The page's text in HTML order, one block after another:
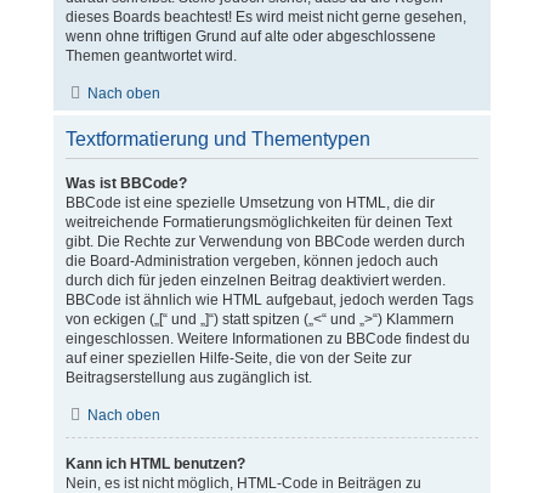
dieses Boards beachtest! Es wird meist nicht gerne gesehen,
wenn ohne triftigen Grund auf alte oder abgeschlossene
Themen geantwortet wird.
Nach oben
Textformatierung und Thementypen
Was ist BBCode?
BBCode ist eine spezielle Umsetzung von HTML, die dir
weitreichende Formatierungsmöglichkeiten für deinen Text
gibt. Die Rechte zur Verwendung von BBCode werden durch
die Board-Administration vergeben, können jedoch auch
durch dich für jeden einzelnen Beitrag deaktiviert werden.
BBCode ist ähnlich wie HTML aufgebaut, jedoch werden Tags
von eckigen („[“ und „]“) statt spitzen („<“ und „>“) Klammern
eingeschlossen. Weitere Informationen zu BBCode findest du
auf einer speziellen Hilfe-Seite, die von der Seite zur
Beitragserstellung aus zugänglich ist.
Nach oben
Kann ich HTML benutzen?
Nein, es ist nicht möglich, HTML-Code in Beiträgen zu